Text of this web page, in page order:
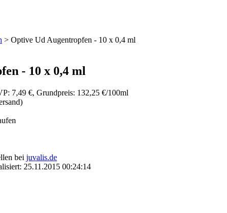
> Optive Ud Augentropfen - 10 x 0,4 ml
- 10 x 0,4 ml
7,49 €, Grundpreis: 132,25 €/100ml
bei juvalis.de
25.11.2015 00:24:14